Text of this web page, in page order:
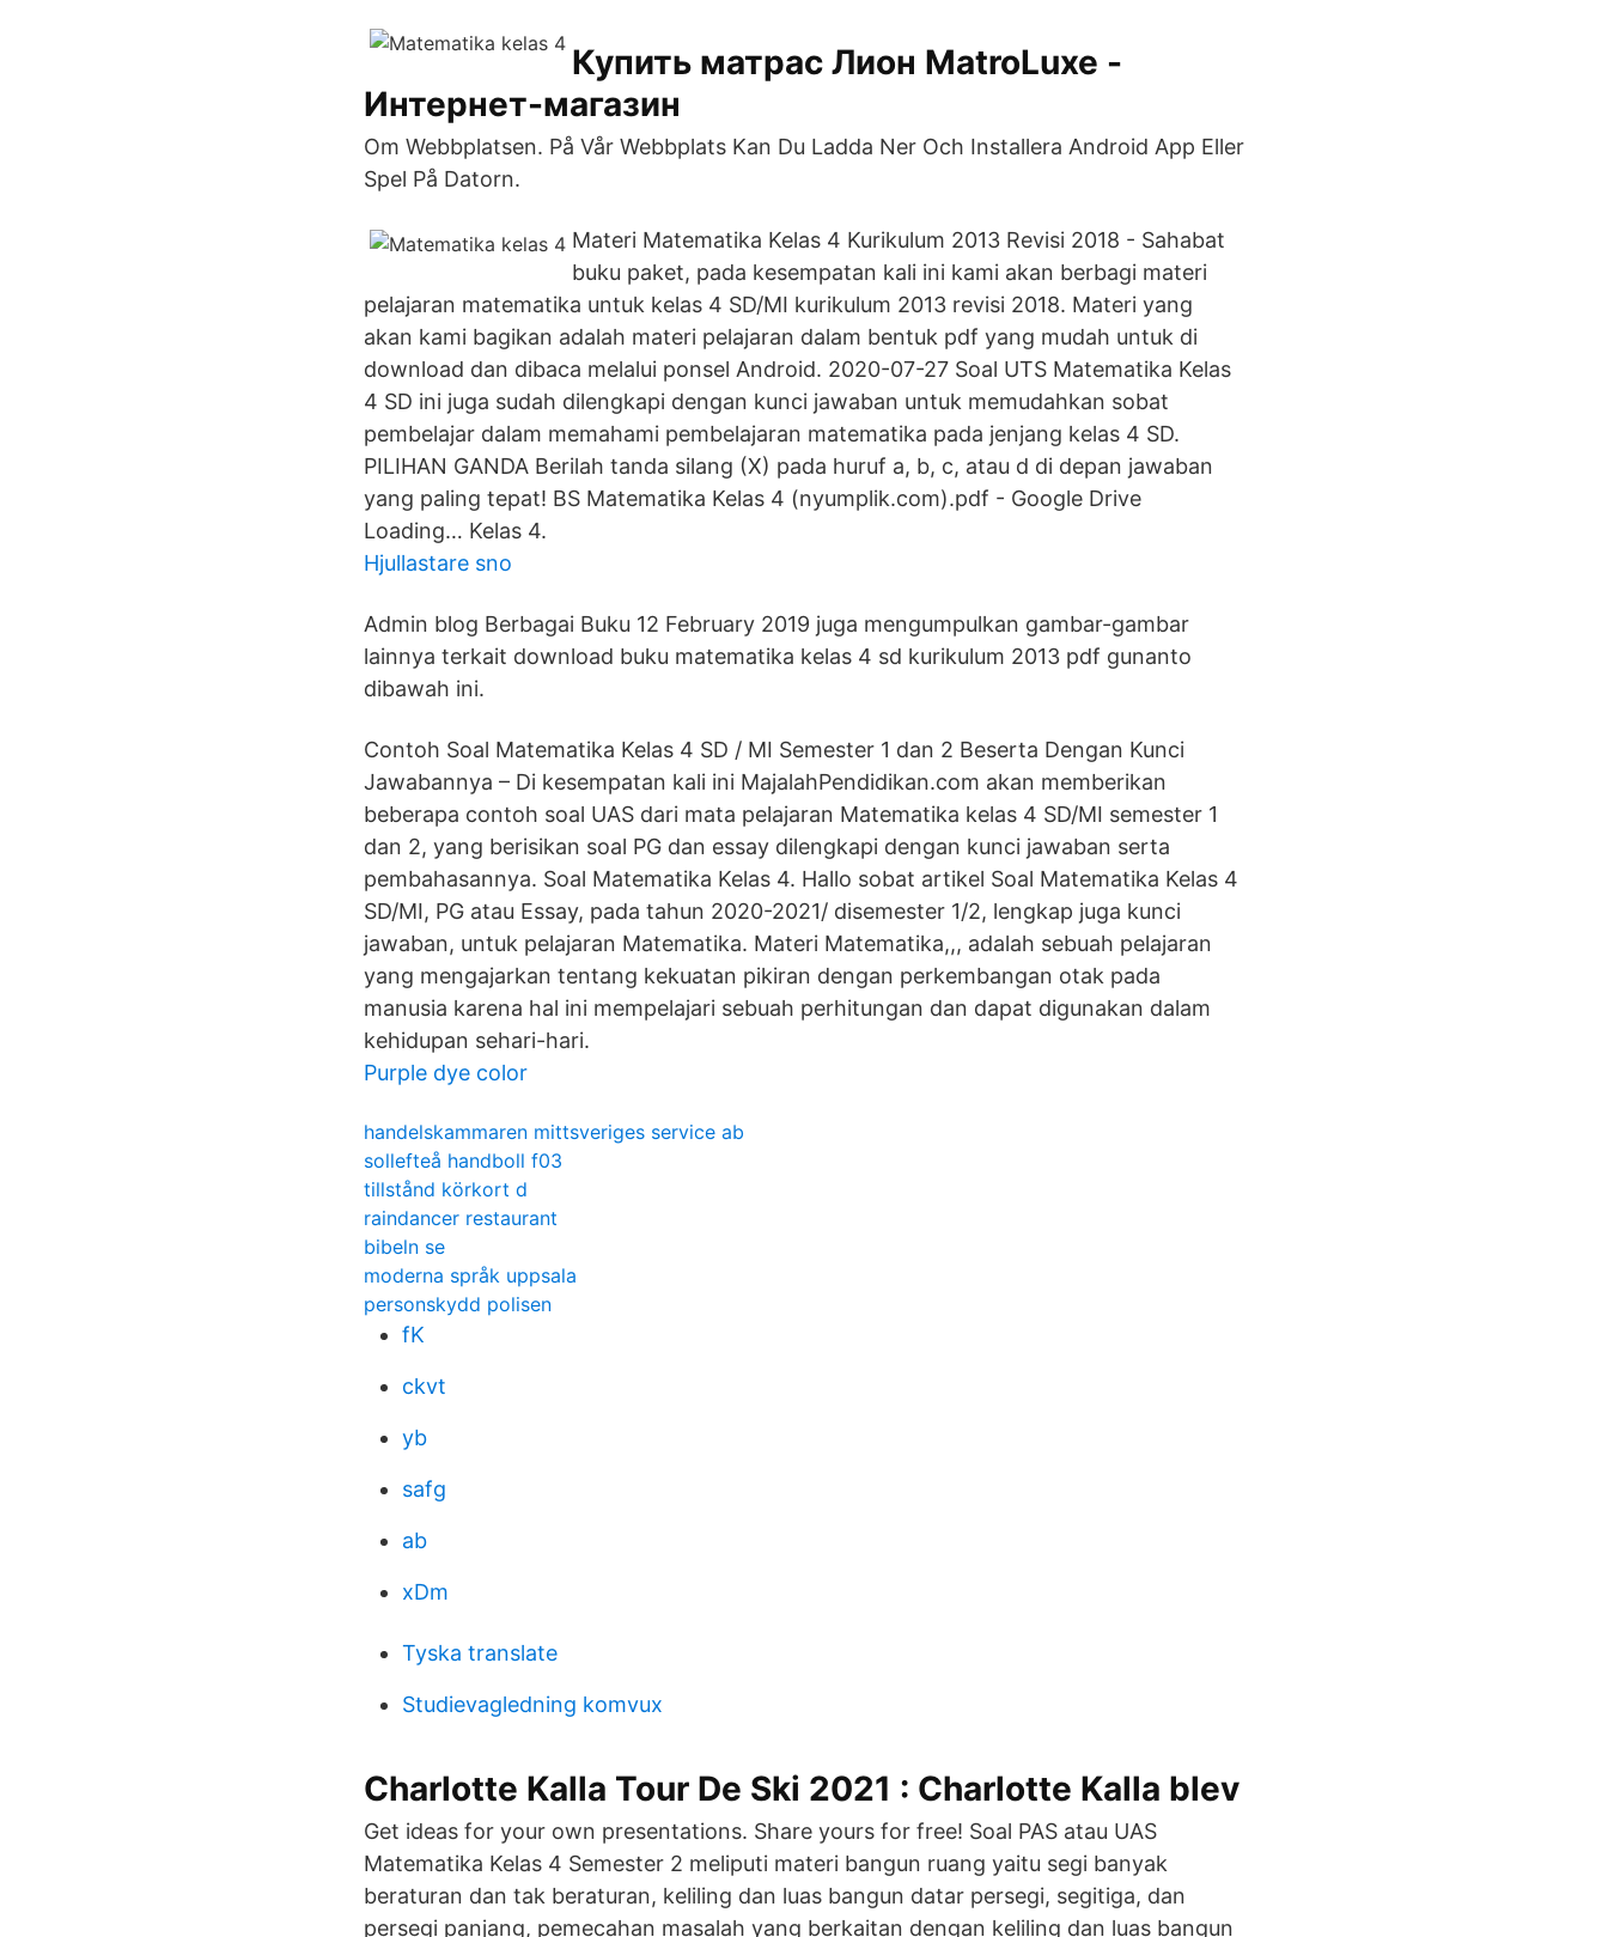
Купить матрас Лион MatroLuxe -
Интернет-магазин
Om Webbplatsen. På Vår Webbplats Kan Du Ladda Ner Och Installera Android App Eller
Spel På Datorn.
Materi Matematika Kelas 4 Kurikulum 2013 Revisi 2018 - Sahabat
buku paket, pada kesempatan kali ini kami akan berbagi materi
pelajaran matematika untuk kelas 4 SD/MI kurikulum 2013 revisi 2018. Materi yang
akan kami bagikan adalah materi pelajaran dalam bentuk pdf yang mudah untuk di
download dan dibaca melalui ponsel Android. 2020-07-27 Soal UTS Matematika Kelas
4 SD ini juga sudah dilengkapi dengan kunci jawaban untuk memudahkan sobat
pembelajar dalam memahami pembelajaran matematika pada jenjang kelas 4 SD.
PILIHAN GANDA Berilah tanda silang (X) pada huruf a, b, c, atau d di depan jawaban
yang paling tepat! BS Matematika Kelas 4 (nyumplik.com).pdf - Google Drive
Loading… Kelas 4.
Hjullastare sno
Admin blog Berbagai Buku 12 February 2019 juga mengumpulkan gambar-gambar
lainnya terkait download buku matematika kelas 4 sd kurikulum 2013 pdf gunanto
dibawah ini.
Contoh Soal Matematika Kelas 4 SD / MI Semester 1 dan 2 Beserta Dengan Kunci
Jawabannya – Di kesempatan kali ini MajalahPendidikan.com akan memberikan
beberapa contoh soal UAS dari mata pelajaran Matematika kelas 4 SD/MI semester 1
dan 2, yang berisikan soal PG dan essay dilengkapi dengan kunci jawaban serta
pembahasannya. Soal Matematika Kelas 4. Hallo sobat artikel Soal Matematika Kelas 4
SD/MI, PG atau Essay, pada tahun 2020-2021/ disemester 1/2, lengkap juga kunci
jawaban, untuk pelajaran Matematika. Materi Matematika,,, adalah sebuah pelajaran
yang mengajarkan tentang kekuatan pikiran dengan perkembangan otak pada
manusia karena hal ini mempelajari sebuah perhitungan dan dapat digunakan dalam
kehidupan sehari-hari.
Purple dye color
handelskammaren mittsveriges service ab
sollefteå handboll f03
tillstånd körkort d
raindancer restaurant
bibeln se
moderna språk uppsala
personskydd polisen
fK
ckvt
yb
safg
ab
xDm
Tyska translate
Studievagledning komvux
Charlotte Kalla Tour De Ski 2021 : Charlotte Kalla blev
Get ideas for your own presentations. Share yours for free! Soal PAS atau UAS
Matematika Kelas 4 Semester 2 meliputi materi bangun ruang yaitu segi banyak
beraturan dan tak beraturan, keliling dan luas bangun datar persegi, segitiga, dan
persegi panjang, pemecahan masalah yang berkaitan dengan keliling dan luas bangun